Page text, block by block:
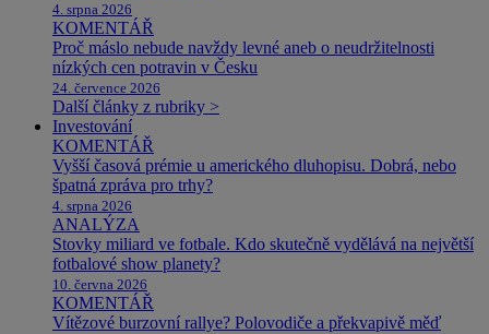
4. srpna 2026
KOMENTÁŘ
Proč máslo nebude navždy levné aneb o neudržitelnosti
nízkých cen potravin v Česku
24. července 2026
Další články z rubriky >
Investování
KOMENTÁŘ
Vyšší časová prémie u amerického dluhopisu. Dobrá, nebo
špatná zpráva pro trhy?
4. srpna 2026
ANALÝZA
Stovky miliard ve fotbale. Kdo skutečně vydělává na největší
fotbalové show planety?
10. června 2026
KOMENTÁŘ
Vítězové burzovní rallye? Polovodiče a překvapivě měď